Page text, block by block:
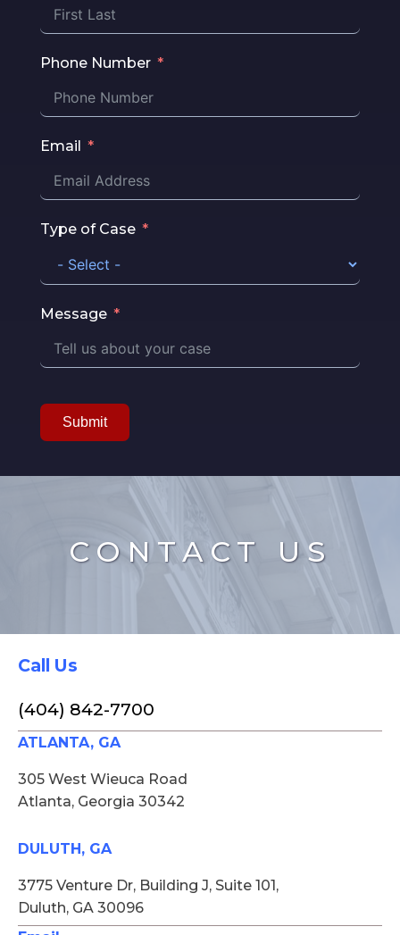
Phone Number
Email
Type of Case
Message
Submit
CONTACT US
Call Us
(404) 842-7700
ATLANTA, GA
305 West Wieuca Road
Atlanta, Georgia 30342
DULUTH, GA
3775 Venture Dr, Building J, Suite 101,
Duluth, GA 30096